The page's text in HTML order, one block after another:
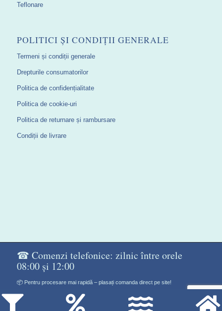
Teflonare
POLITICI ȘI CONDIȚII GENERALE
Termeni și condiții generale
Drepturile consumatorilor
Politica de confidențialitate
Politica de cookie-uri
Politica de returnare și rambursare
Condiții de livrare
☎ Comenzi telefonice: zilnic între orele
08:00 și 12:00
📦 Pentru procesare mai rapidă – plasați comanda direct pe site!
Don Gelato Soft - Сладоледи на прах